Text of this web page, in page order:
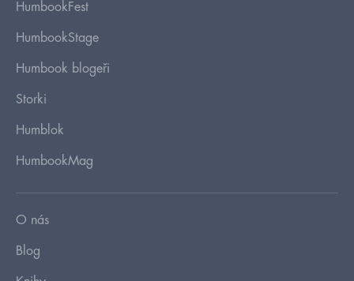
HumbookFest
HumbookStage
Humbook blogeři
Storki
Humblok
HumbookMag
O nás
Blog